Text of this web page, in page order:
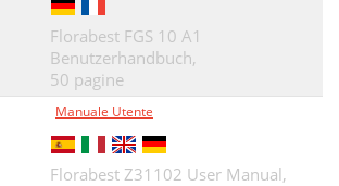
Florabest FGS 10 A1
Benutzerhandbuch,
50 pagine
Manuale Utente
Florabest Z31102 User Manual,